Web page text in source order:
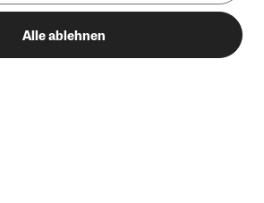
Alle ablehnen